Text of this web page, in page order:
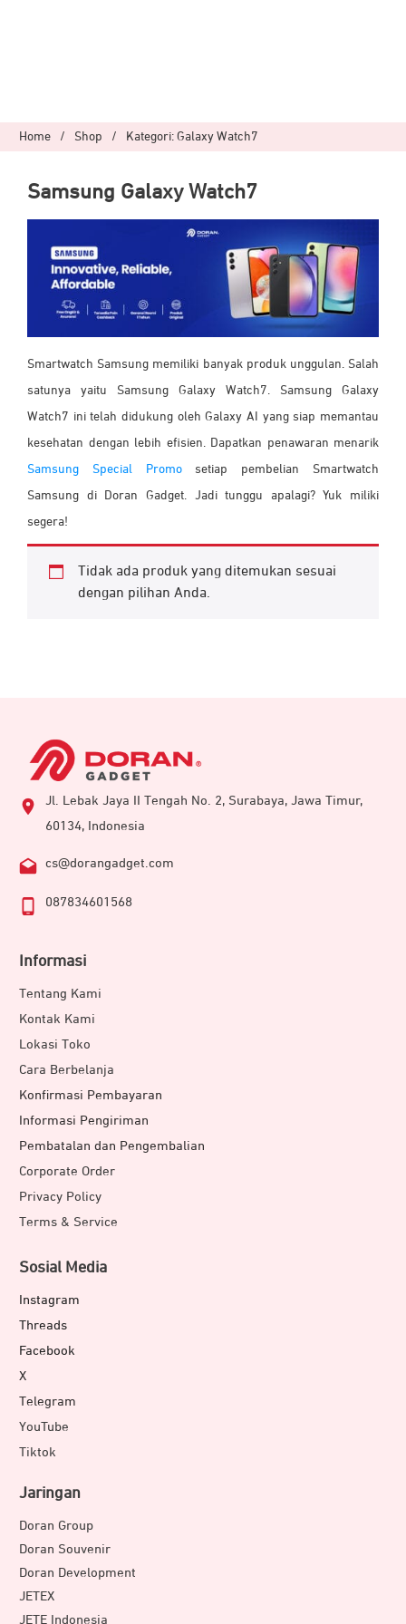
Home / Shop / Kategori: Galaxy Watch7
Samsung Galaxy Watch7
Smartwatch Samsung memiliki banyak produk unggulan. Salah
satunya yaitu Samsung Galaxy Watch7. Samsung Galaxy
Watch7 ini telah didukung oleh Galaxy AI yang siap memantau
kesehatan dengan lebih efisien. Dapatkan penawaran menarik
Samsung Special Promosetiap pembelian Smartwatch
Samsung di Doran Gadget. Jadi tunggu apalagi? Yuk miliki
segera!
Tidak ada produk yang ditemukan sesuai
dengan pilihan Anda.
Jl. Lebak Jaya II Tengah No. 2, Surabaya, Jawa Timur,
60134, Indonesia
cs@dorangadget.com
087834601568
Informasi
Tentang Kami
Kontak Kami
Lokasi Toko
Cara Berbelanja
Konfirmasi Pembayaran
Informasi Pengiriman
Pembatalan dan Pengembalian
Corporate Order
Privacy Policy
Terms & Service
Sosial Media
Instagram
Threads
Facebook
X
Telegram
YouTube
Tiktok
Jaringan
Doran Group
Doran Souvenir
Doran Development
JETEX
JETE Indonesia